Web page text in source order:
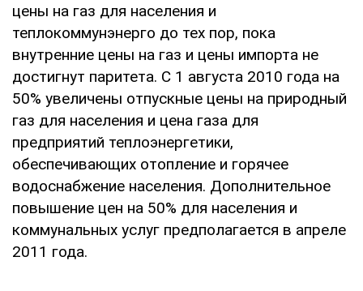
цены на газ для населения и
теплокоммунэнерго до тех пор, пока
внутренние цены на газ и цены импорта не
достигнут паритета. С 1 августа 2010 года на
50% увеличены отпускные цены на природный
газ для населения и цена газа для
предприятий теплоэнергетики,
обеспечивающих отопление и горячее
водоснабжение населения. Дополнительное
повышение цен на 50% для населения и
коммунальных услуг предполагается в апреле
2011 года.